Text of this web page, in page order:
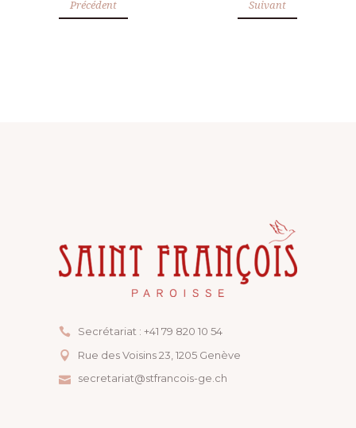
Précédent Suivant
Secrétariat : +41 79 820 10 54
Rue des Voisins 23, ​1205 Genève
secretariat@stfrancois-ge.ch